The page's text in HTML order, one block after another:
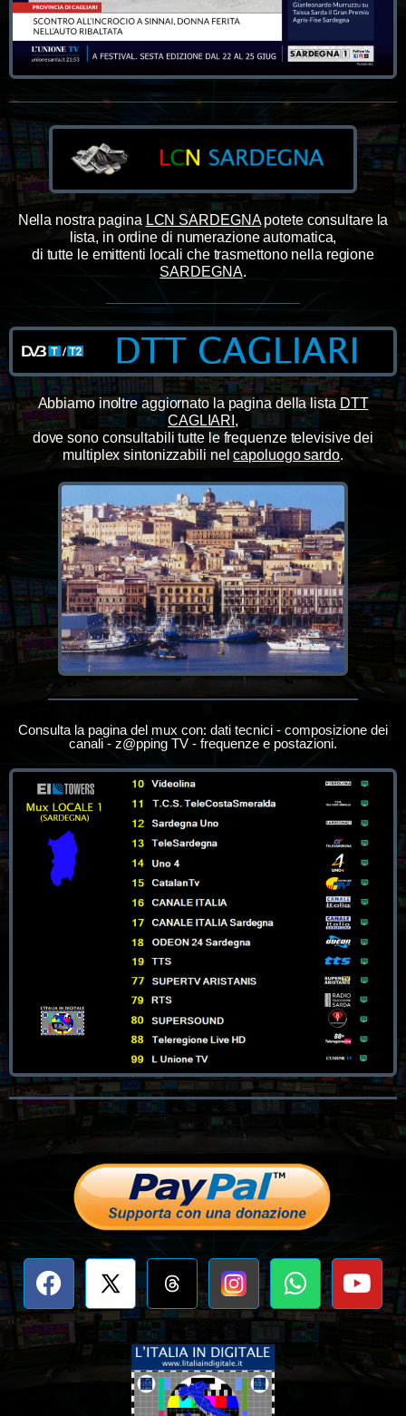
Nella nostra pagina LCN SARDEGNApotete consultare la
lista, in ordine di numerazione automatica,
di tutte le emittenti locali che trasmettono nella regione
SARDEGNA.
Abbiamo inoltre aggiornato la pagina della lista DTT
CAGLIARI ,
dove sono consultabili tutte le frequenze televisive dei
multiplex sintonizzabili nelcapoluogo sardo.
Consulta la pagina del mux con: dati tecnici - composizione dei
canali - z@pping TV - frequenze e postazioni.